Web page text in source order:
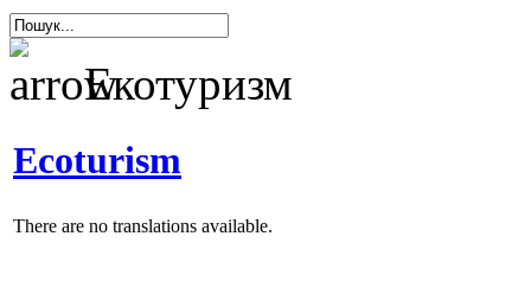
Екотуризм
Ecoturism
There are no translations available.